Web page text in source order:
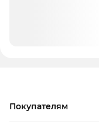
Покупателям